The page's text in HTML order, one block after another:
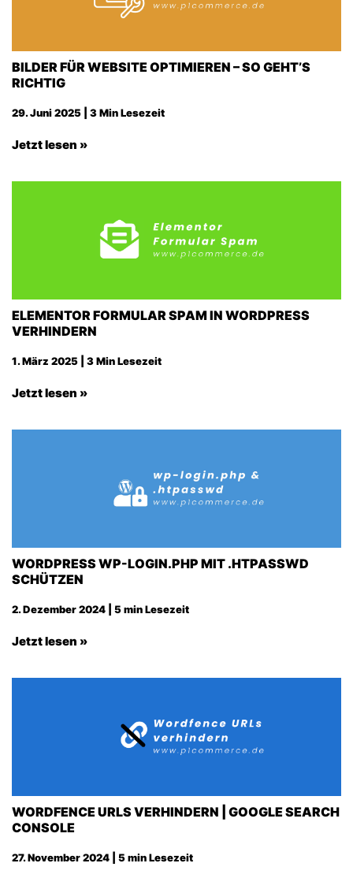
BILDER FÜR WEBSITE OPTIMIEREN – SO GEHT’S
RICHTIG
29. Juni 2025 | 3 Min Lesezeit
Jetzt lesen »
ELEMENTOR FORMULAR SPAM IN WORDPRESS
VERHINDERN
1. März 2025 | 3 Min Lesezeit
Jetzt lesen »
WORDPRESS WP-LOGIN.PHP MIT .HTPASSWD
SCHÜTZEN
2. Dezember 2024 | 5 min Lesezeit
Jetzt lesen »
WORDFENCE URLS VERHINDERN | GOOGLE SEARCH
CONSOLE
27. November 2024 | 5 min Lesezeit